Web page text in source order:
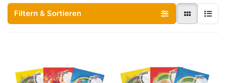
Filtern & Sortieren